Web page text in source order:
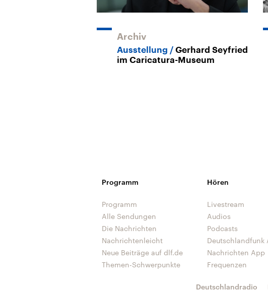
Archiv
Ausstellung
Gerhard Seyfried
im Caricatura-Museum
Programm
Programm
Alle Sendungen
Die Nachrichten
Nachrichtenleicht
Neue Beiträge auf dlf.de
Themen-Schwerpunkte
Hören
Livestream
Audios
Podcasts
Deutschlandfunk
Nachrichten App
Frequenzen
Deutschlandradio